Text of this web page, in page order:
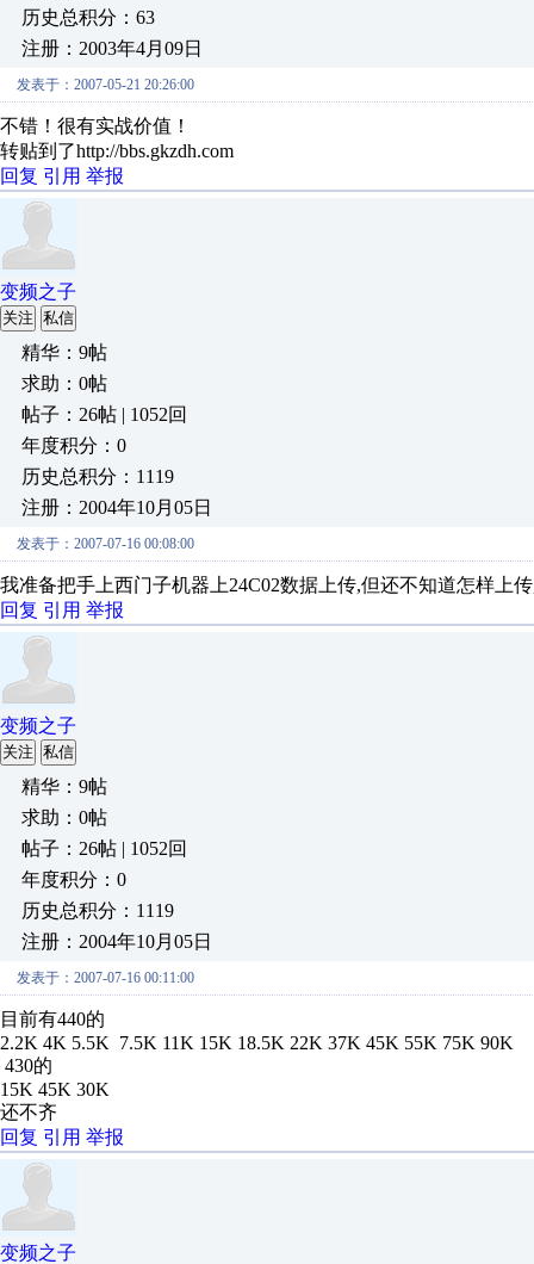
历史总积分：63
注册：2003年4月09日
发表于：2007-05-21 20:26:00
不错！很有实战价值！
转贴到了http://bbs.gkzdh.com
回复 引用 举报
变频之子
关注 私信
精华：9帖
求助：0帖
帖子：26帖 | 1052回
年度积分：0
历史总积分：1119
注册：2004年10月05日
发表于：2007-07-16 00:08:00
我准备把手上西门子机器上24C02数据上传,但还不知道怎样上
回复 引用 举报
变频之子
关注 私信
精华：9帖
求助：0帖
帖子：26帖 | 1052回
年度积分：0
历史总积分：1119
注册：2004年10月05日
发表于：2007-07-16 00:11:00
目前有440的
2.2K 4K 5.5K 7.5K 11K 15K 18.5K 22K 37K 45K 55K 75K 90K
430的
15K 45K 30K
还不齐
回复 引用 举报
变频之子